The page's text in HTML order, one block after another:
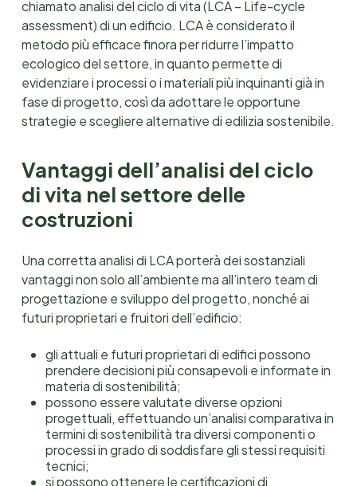
chiamato analisi del ciclo di vita (LCA – Life-cycle
assessment) di un edificio. LCA è considerato il
metodo più efficace finora per ridurre l’impatto
ecologico del settore, in quanto permette di
evidenziare i processi o i materiali più inquinanti già in
fase di progetto, così da adottare le opportune
strategie e scegliere alternative di edilizia sostenibile.
Vantaggi dell’analisi del ciclo
di vita nel settore delle
costruzioni
Una corretta analisi di LCA porterà dei sostanziali
vantaggi non solo all’ambiente ma all’intero team di
progettazione e sviluppo del progetto, nonché ai
futuri proprietari e fruitori dell’edificio:
gli attuali e futuri proprietari di edifici possono
prendere decisioni più consapevoli e informate in
materia di sostenibilità;
possono essere valutate diverse opzioni
progettuali, effettuando un’analisi comparativa in
termini di sostenibilità tra diversi componenti o
processi in grado di soddisfare gli stessi requisiti
tecnici;
si possono ottenere le certificazioni di